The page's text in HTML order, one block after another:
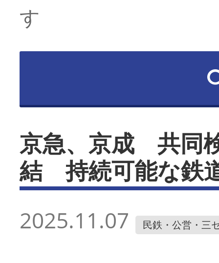
す
京急、京成 共同
結 持続可能な鉄
2025.11.07 民鉄・公営・三